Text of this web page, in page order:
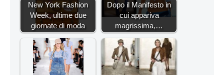
New York Fashion
Week, ultime due
giornate di moda
Dopo il Manifesto in
cui appariva
magrissima,…